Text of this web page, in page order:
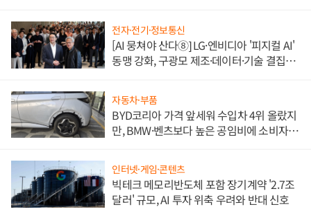
전자·전기·정보통신
[AI 뭉쳐야 산다⑧] LG·엔비디아 '피지컬 AI'
동맹 강화, 구광모 제조·데이터·기술 결집
자동차·부품
BYD코리아 가격 앞세워 수입차 4위 올랐지
만, BMW·벤츠보다 높은 공임비에 소비자
인터넷·게임·콘텐츠
빅테크 메모리반도체 포함 장기계약 '2.7조
달러' 규모, AI 투자 위축 우려와 반대 신호